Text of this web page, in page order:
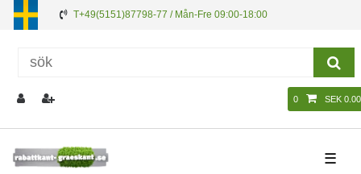
T+49(5151)87798-77 / Mån-Fre 09:00-18:00
0 SEK 0.00
☰